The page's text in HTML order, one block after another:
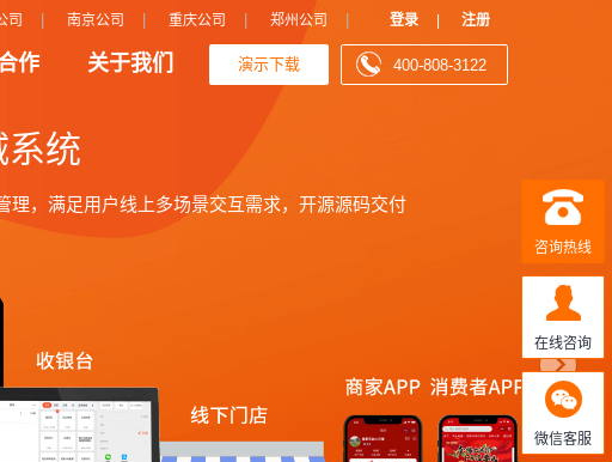
司 南京公司 重庆公司 郑州公司 登录 注册
作 关于我们 演示下载 400-808-3122
咨询热线
在线咨询
微信客服